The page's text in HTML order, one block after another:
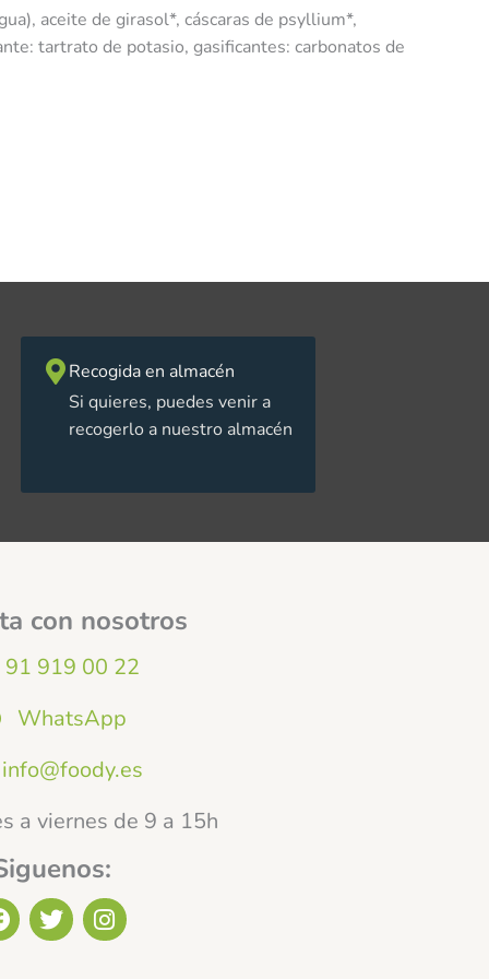
aceite de girasol*, cáscaras de psyllium*,
tartrato de potasio, gasificantes: carbonatos de
Recogida en almacén
Si quieres, puedes venir a
recogerlo a nuestro almacén
con nosotros
91 919 00 22
WhatsApp
info@foody.es
a viernes de 9 a 15h
T
w
I
n